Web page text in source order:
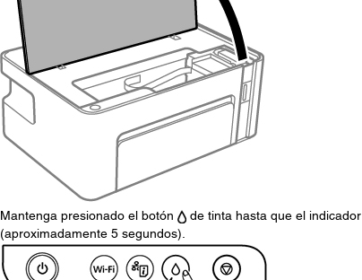
Mantenga presionado el botón de tinta hasta que el indicador
(aproximadamente 5 segundos).